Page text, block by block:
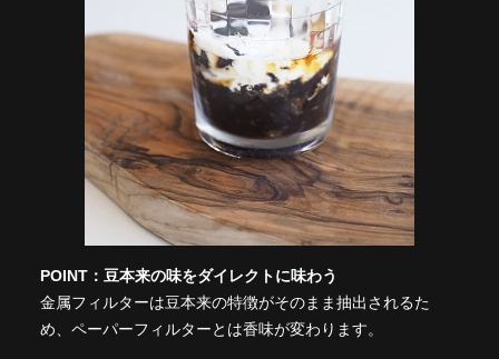
POINT：豆本来の味をダイレクトに味わう
金属フィルターは豆本来の特徴がそのまま抽出されるた
め、ペーパーフィルターとは香味が変わります。